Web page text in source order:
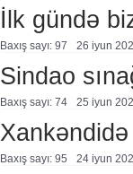
İlk gündə
Baxış sayı: 97 26 i̇yun
Sindao
Baxış sayı: 74 25 i̇yun
Baxış sayı: 95 24 i̇yun